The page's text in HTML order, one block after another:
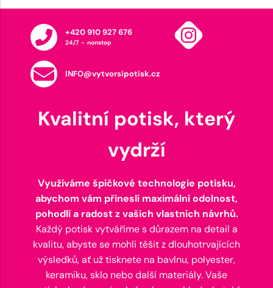
+420 910 927 676
24/7 - nonstop
INFO@vytvorsipotisk.cz
Kvalitní potisk, který
vydrží
Využíváme špičkové technologie potisku,
abychom vám přinesli maximální odolnost,
pohodlí a radost z vašich vlastních návrhů.
Každý potisk vytváříme s důrazem na detail a
kvalitu, abyste se mohli těšit z dlouhotrvajících
výsledků, ať už tisknete na bavlnu, polyester,
keramiku, sklo nebo další materiály. Vaše